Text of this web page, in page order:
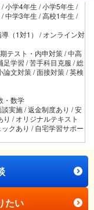
小学4年生 / 小学5年生 /
中学3年生 / 高校1年生 /
（1対1） / オンライン対
テスト・内申対策 / 中高
学習 / 苦手科目克服 / 総
文対策 / 面接対策 / 英検
・数学
実施 / 返金制度あり / 安
/ オリジナルテキスト
クあり / 自宅学習サポー
たい